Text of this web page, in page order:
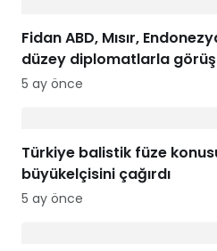
Fidan ABD, Mısır,
düzey diplomatlarla
5 ay önce
Türkiye balistik füze
büyükelçisini çağırdı
5 ay önce